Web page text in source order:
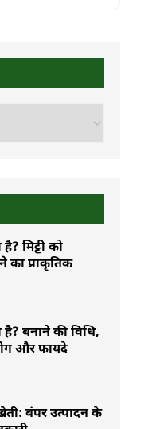
का
गाइड
मिट्टी को
का प्राकृतिक
बनाने की विधि,
और फायदे
बंपर उत्पादन के